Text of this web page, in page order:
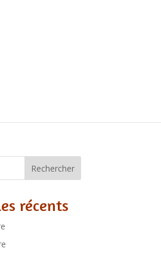
Rechercher
récents